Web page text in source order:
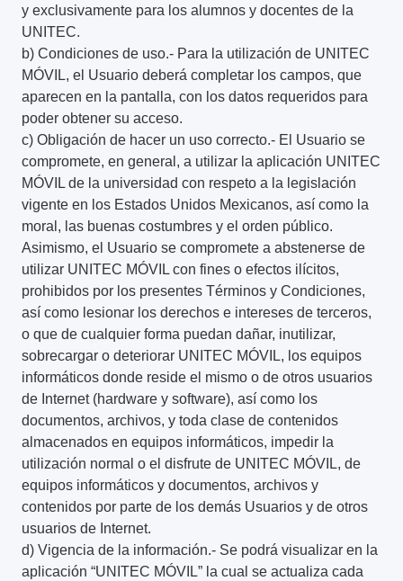
y exclusivamente para los alumnos y docentes de la
UNITEC.
b) Condiciones de uso.- Para la utilización de UNITEC
MÓVIL, el Usuario deberá completar los campos, que
aparecen en la pantalla, con los datos requeridos para
poder obtener su acceso.
c) Obligación de hacer un uso correcto.- El Usuario se
compromete, en general, a utilizar la aplicación UNITEC
MÓVIL de la universidad con respeto a la legislación
vigente en los Estados Unidos Mexicanos, así como la
moral, las buenas costumbres y el orden público.
Asimismo, el Usuario se compromete a abstenerse de
utilizar UNITEC MÓVIL con fines o efectos ilícitos,
prohibidos por los presentes Términos y Condiciones,
así como lesionar los derechos e intereses de terceros,
o que de cualquier forma puedan dañar, inutilizar,
sobrecargar o deteriorar UNITEC MÓVIL, los equipos
informáticos donde reside el mismo o de otros usuarios
de Internet (hardware y software), así como los
documentos, archivos, y toda clase de contenidos
almacenados en equipos informáticos, impedir la
utilización normal o el disfrute de UNITEC MÓVIL, de
equipos informáticos y documentos, archivos y
contenidos por parte de los demás Usuarios y de otros
usuarios de Internet.
d) Vigencia de la información.- Se podrá visualizar en la
aplicación “UNITEC MÓVIL” la cual se actualiza cada